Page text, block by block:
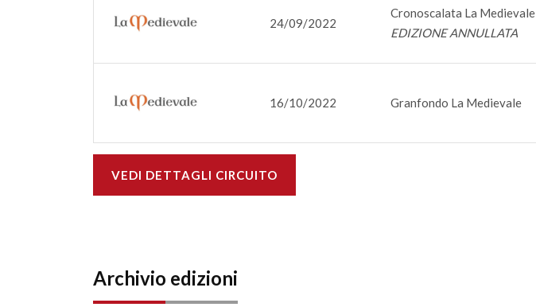
24/09/2022
Cronoscalata La Medievale
EDIZIONE ANNULLATA
16/10/2022 Granfondo La Medievale
VEDI DETTAGLI CIRCUITO
Archivio edizioni